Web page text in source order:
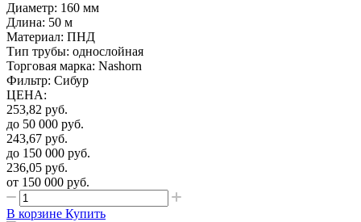
Диаметр: 160 мм
Длина: 50 м
Материал: ПНД
Тип трубы: однослойная
Торговая марка: Nashorn
Фильтр: Сибур
ЦЕНА:
253,82 руб.
до 50 000 руб.
243,67 руб.
до 150 000 руб.
236,05 руб.
от 150 000 руб.
В корзине Купить